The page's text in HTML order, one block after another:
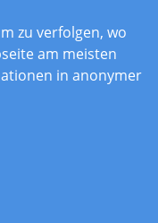
zu verfolgen, wo
am meisten
in anonymer